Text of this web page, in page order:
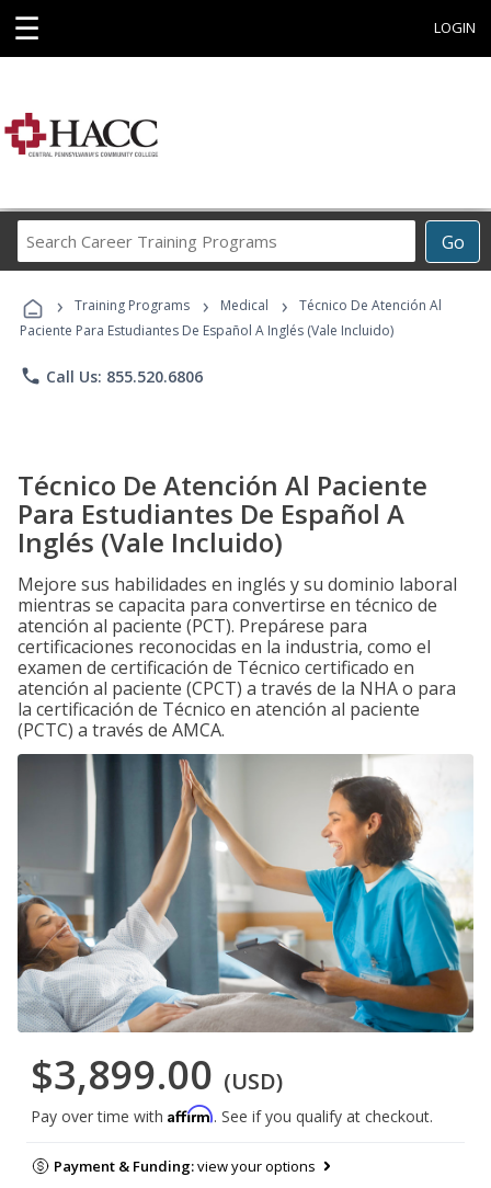
☰ LOGIN
Go
Career
Programs
› Training Programs › Medical ›
Técnico De Atención Al
Paciente Para Estudiantes De Español A Inglés (Vale Incluido)
phone Call Us: 855.520.6806
Técnico De Atención Al Paciente
Para Estudiantes De Español A
Inglés (Vale Incluido)
Mejore sus habilidades en inglés y su dominio laboral
mientras se capacita para convertirse en técnico de
atención al paciente (PCT). Prepárese para
certificaciones reconocidas en la industria, como el
examen de certificación de Técnico certificado en
atención al paciente (CPCT) a través de la NHA o para
la certificación de Técnico en atención al paciente
(PCTC) a través de AMCA.
$3,899.00 (USD)
Pay over time with Affirm. See if you qualify at checkout.
Payment & Funding:view your options